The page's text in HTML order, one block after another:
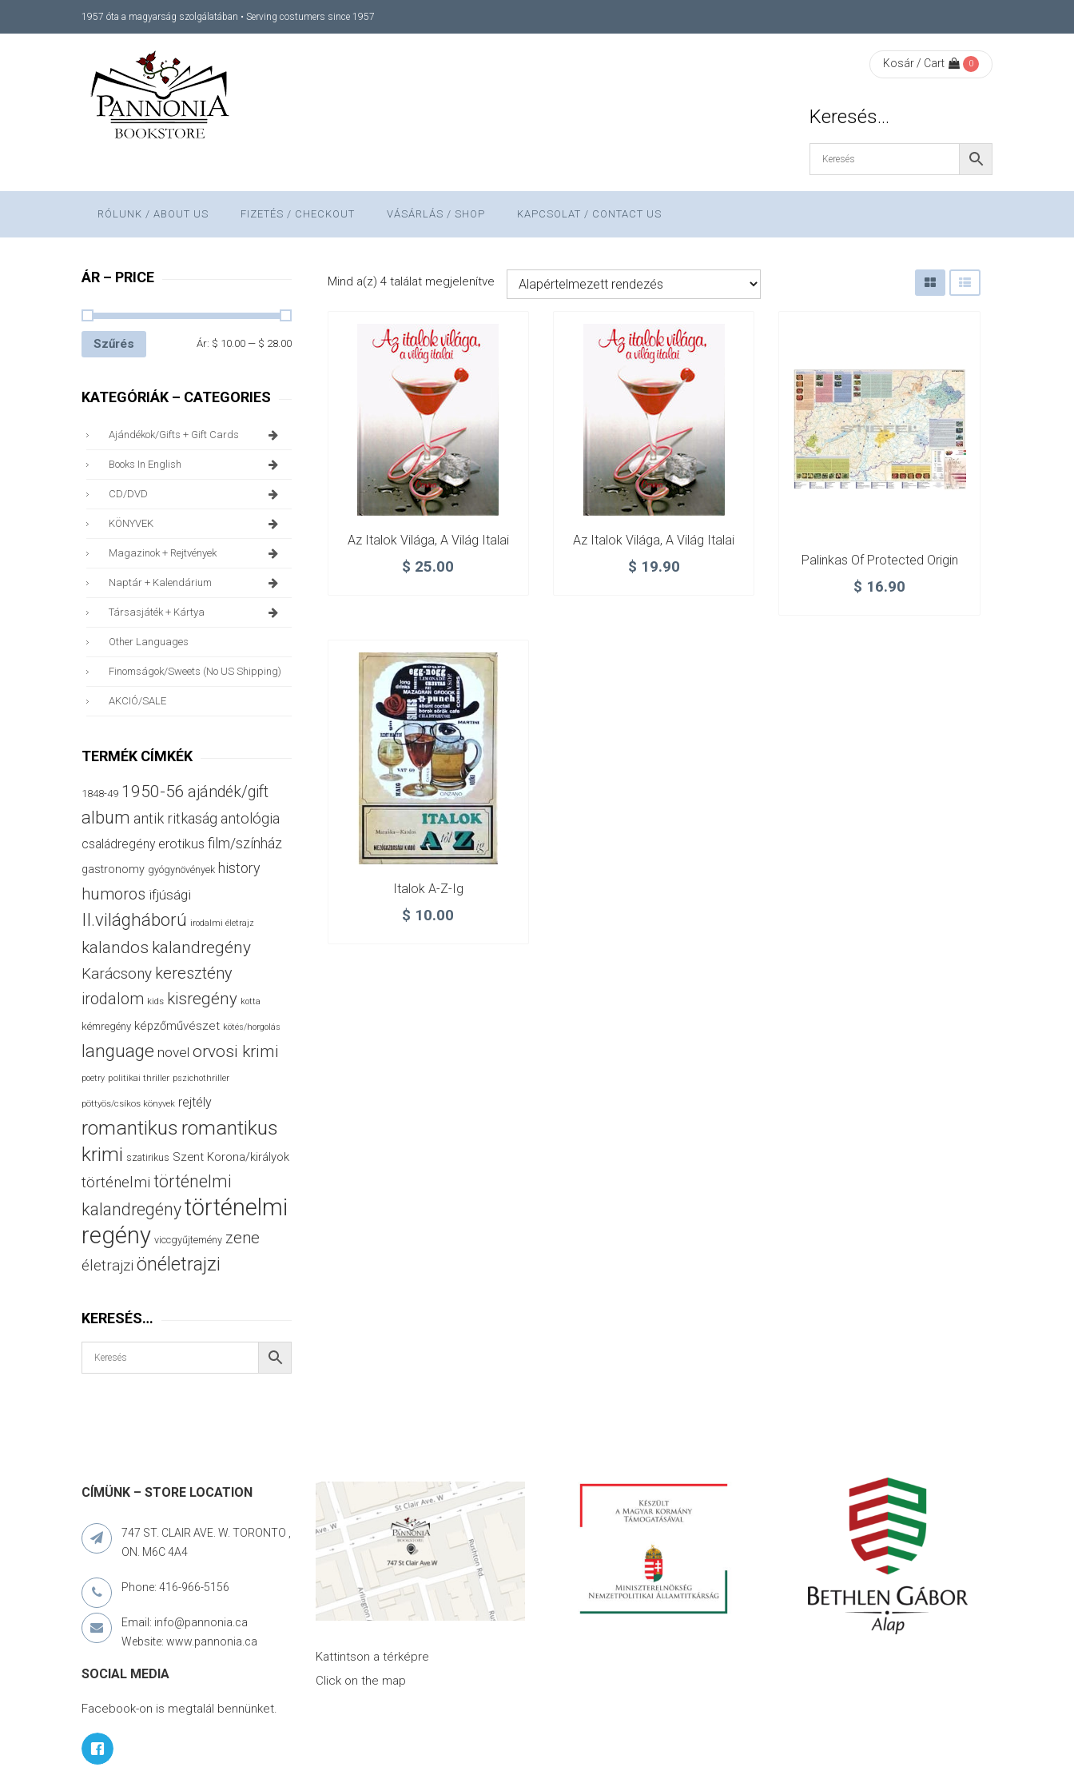
1957 óta a magyarság szolgálatában • Serving costumers since 1957
Kosár / Cart 0
Keresés…
RÓLUNK / ABOUT US FIZETÉS / CHECKOUT VÁSÁRLÁS / SHOP KAPCSOLAT / CONTACT US
Mind a(z) 4 találat megjelenítve
Az Italok Világa, A Világ Italai
$ 25.00
Az Italok Világa, A Világ Italai
$ 19.90 Palinkas Of Protected Origin
$ 16.90
Italok A-Z-Ig
$ 10.00
ÁR – PRICE
Szűrés Ár: $ 10.00— $ 28.00
KATEGÓRIÁK – CATEGORIES
Ajándékok/gifts + Gift Cards
Books In English
CD/DVD
KÖNYVEK
Magazinok + Rejtvények
Naptár + Kalendárium
Társasjáték + Kártya
Other Languages
Finomságok/sweets (no US Shipping)
AKCIÓ/SALE
TERMÉK CÍMKÉK
1848-49 1950-56 ajándék/gift
album antik ritkaság antológia
családregény erotikus film/színház
gastronomy gyógynövények history
humoros ifjúsági
II.világháború irodalmi életrajz
kalandos kalandregény
Karácsony keresztény
irodalom kids kisregény kotta
kémregény képzőművészet kötés/horgolás
language novel orvosi krimi
poetry politikai thriller pszichothriller
pöttyös/csíkos könyvek rejtély
romantikus romantikus
krimi szatirikus Szent Korona/királyok
történelmi történelmi
kalandregénytörténelmi
regény viccgyűjtemény zene
életrajzi önéletrajzi
KERESÉS…
CÍMÜNK – STORE LOCATION
747 ST. CLAIR AVE. W. TORONTO ,
ON. M6C 4A4
Phone: 416-966-5156
Email: info@pannonia.ca
Website: www.pannonia.ca
SOCIAL MEDIA
Facebook-on is megtalál bennünket.
Kattintson a térképre
Click on the map